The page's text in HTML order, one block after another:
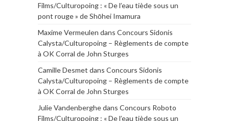
Films/Culturopoing : « De l’eau tiède sous un
pont rouge » de Shōhei Imamura
Maxime Vermeulen dans Concours Sidonis
Calysta/Culturopoing – Règlements de compte
à OK Corral de John Sturges
Camille Desmet dans Concours Sidonis
Calysta/Culturopoing – Règlements de compte
à OK Corral de John Sturges
Julie Vandenberghedans Concours Roboto
Films/Culturopoing : « De l’eau tiède sous un